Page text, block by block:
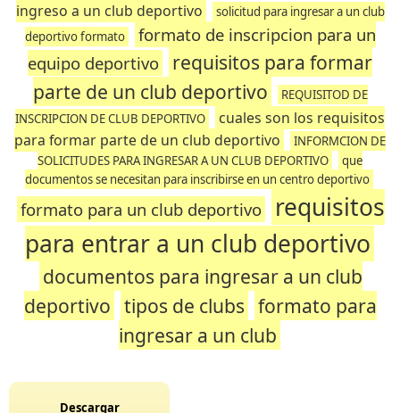
ingreso a un club deportivo
solicitud para ingresar a un club
deportivo formato
formato de inscripcion para un
equipo deportivo
requisitos para formar
parte de un club deportivo
REQUISITOD DE
INSCRIPCION DE CLUB DEPORTIVO
cuales son los requisitos
para formar parte de un club deportivo
INFORMCION DE
SOLICITUDES PARA INGRESAR A UN CLUB DEPORTIVO
que
documentos se necesitan para inscribirse en un centro deportivo
formato para un club deportivo
requisitos
para entrar a un club deportivo
documentos para ingresar a un club
deportivo tipos de clubs formato para
ingresar a un club
Descargar